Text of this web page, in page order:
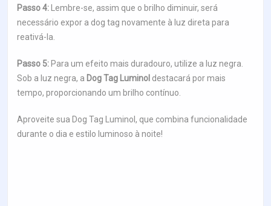
Passo 4:
Lembre-se, assim que o brilho diminuir, será
necessário expor a dog tag novamente à luz direta para
reativá-la.
Passo 5: Para um efeito mais duradouro, utilize a luz negra.
Sob a luz negra, a Dog Tag Luminol destacará por mais
tempo, proporcionando um brilho contínuo.
Aproveite sua Dog Tag Luminol, que combina funcionalidade
durante o dia e estilo luminoso à noite!